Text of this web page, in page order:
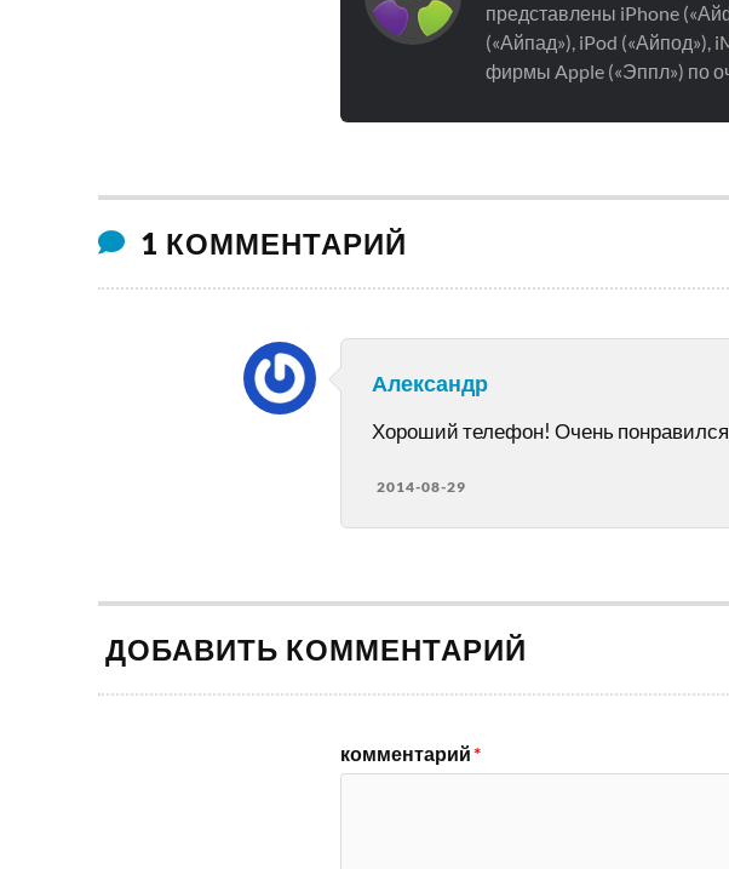
представлены iPhone
(«Айпад»), iPod («Айпод»),
фирмы Apple («Эппл») по
1 КОММЕНТАРИЙ
Александр
Хороший телефон! Очень
2014-08-29
ДОБАВИТЬ КОММЕНТАРИЙ
комментарий*